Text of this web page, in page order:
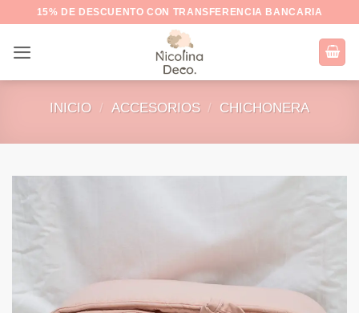
contenido
15% DE DESCUENTO CON TRANSFERENCIA BANCARIA
INICIO / ACCESORIOS / CHICHONERA